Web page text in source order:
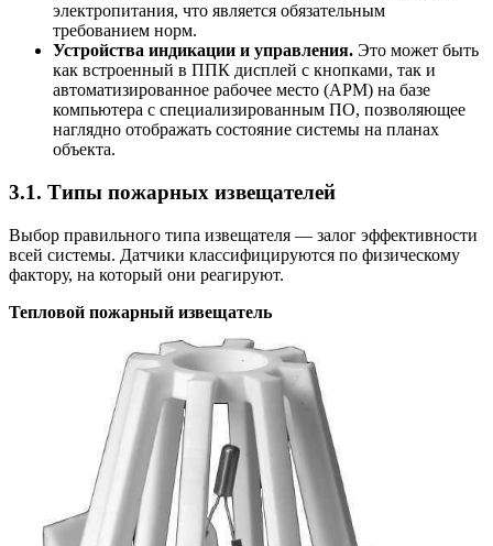
электропитания, что является обязательным
требованием норм.
Устройства индикации и управления. Это может быть
как встроенный в ППК дисплей с кнопками, так и
автоматизированное рабочее место (АРМ) на базе
компьютера с специализированным ПО, позволяющее
наглядно отображать состояние системы на планах
объекта.
3.1. Типы пожарных извещателей
Выбор правильного типа извещателя — залог эффективности
всей системы. Датчики классифицируются по физическому
фактору, на который они реагируют.
Тепловой пожарный извещатель